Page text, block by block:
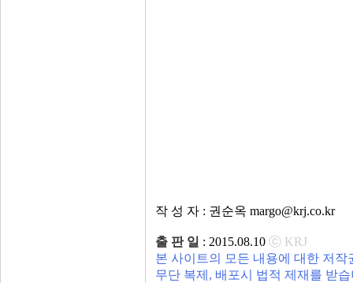
작 성 자 : 권순옥 margo@krj.co.kr
출 판 일 : 2015.08.10 ⓒ KRJ
본 사이트의 모든 내용에 대한 저
무단 복제, 배포시 법적 제재를 받